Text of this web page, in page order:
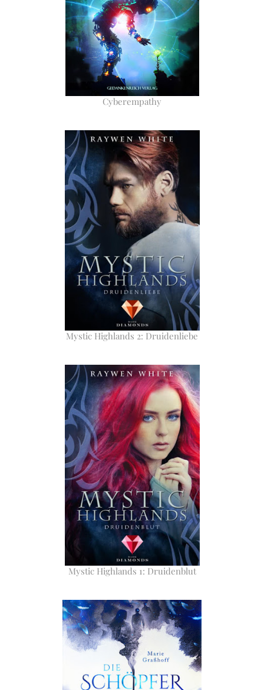
Cyberempathy
Mystic Highlands 2: Druidenliebe
Mystic Highlands 1: Druidenblut